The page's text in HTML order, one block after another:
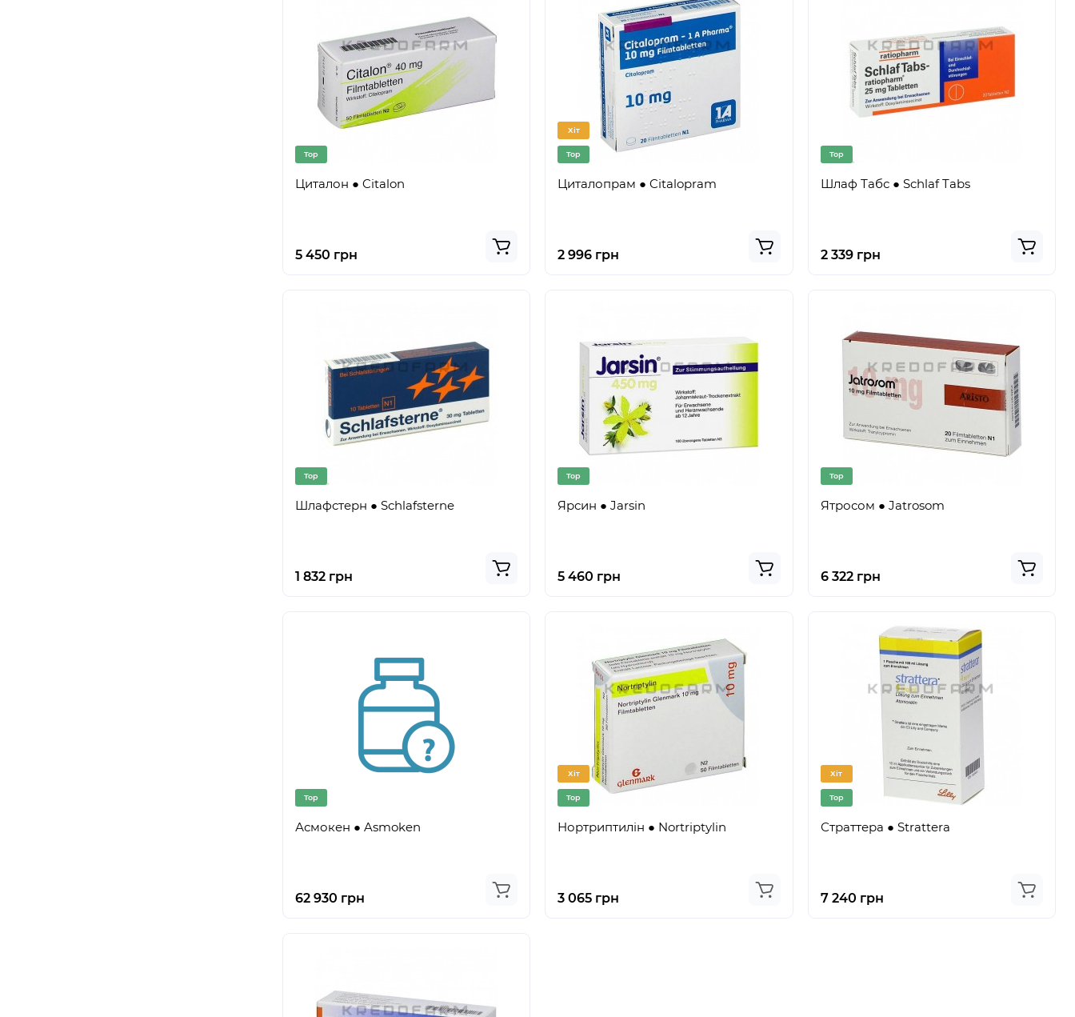
Top
Циталон ● Citalon
5 450 грн
Хіт
Top
Циталопрам ● Citalopram
2 996 грн
Top
Шлаф Табс ● Schlaf Tabs
2 339 грн
Top
Шлафстерн ● Schlafsterne
1 832 грн
Top
Ярсин ● Jarsin
5 460 грн
Top
Ятросом ● Jatrosom
6 322 грн
Top
Асмокен ● Asmoken
62 930 грн
Хіт
Top
Нортриптилін ● Nortriptylin
3 065 грн
Хіт
Top
Страттера ● Strattera
7 240 грн